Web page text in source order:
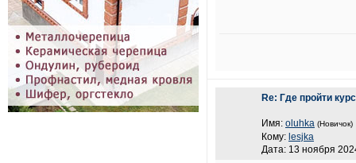
Re: Где пройти
Имя: oluhka (Новичок)
Кому: lesjka
Дата: 13 ноября